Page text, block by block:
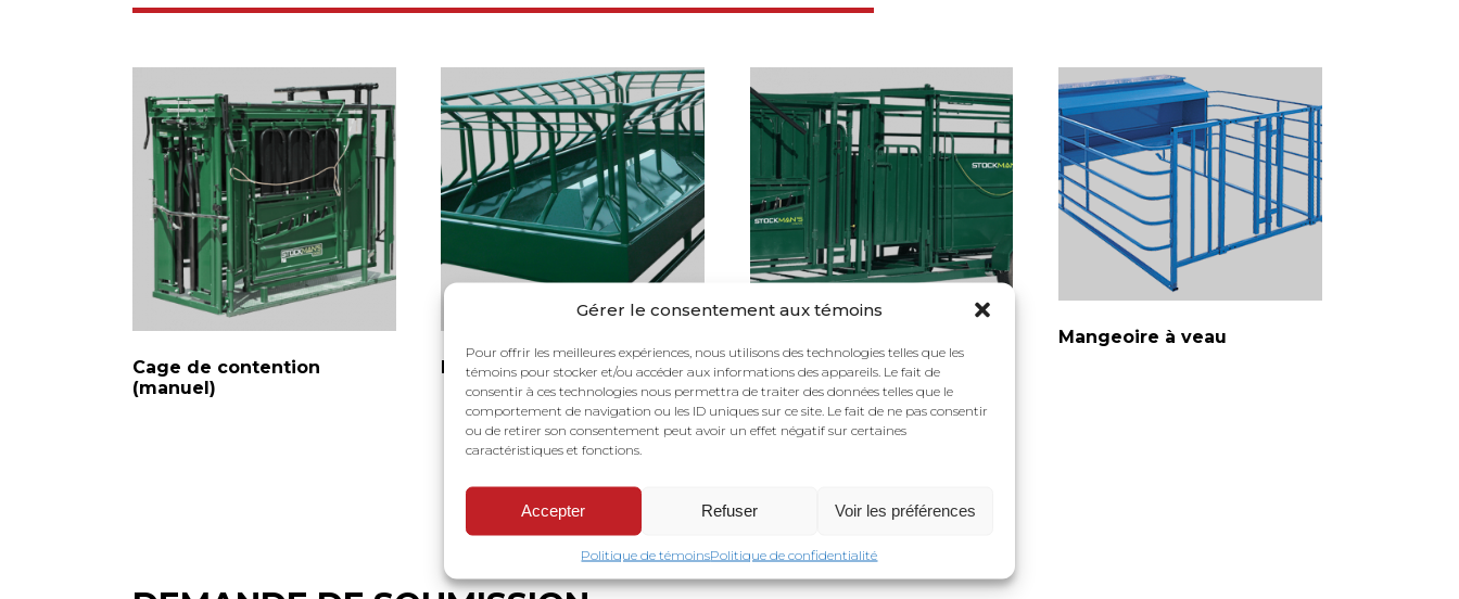
Gérer le consentement aux témoins
Pour offrir les meilleures expériences, nous utilisons des technologies telles que les
témoins pour stocker et/ou accéder aux informations des appareils. Le fait de
consentir à ces technologies nous permettra de traiter des données telles que le
comportement de navigation ou les ID uniques sur ce site. Le fait de ne pas consentir
ou de retirer son consentement peut avoir un effet négatif sur certaines
caractéristiques et fonctions.
Accepter Refuser Voir les préférences
Politique de témoinsPolitique de confidentialité
Cage de contention
(manuel)
Mangeoire à grain et foin Corral portatif
Mangeoire à veau